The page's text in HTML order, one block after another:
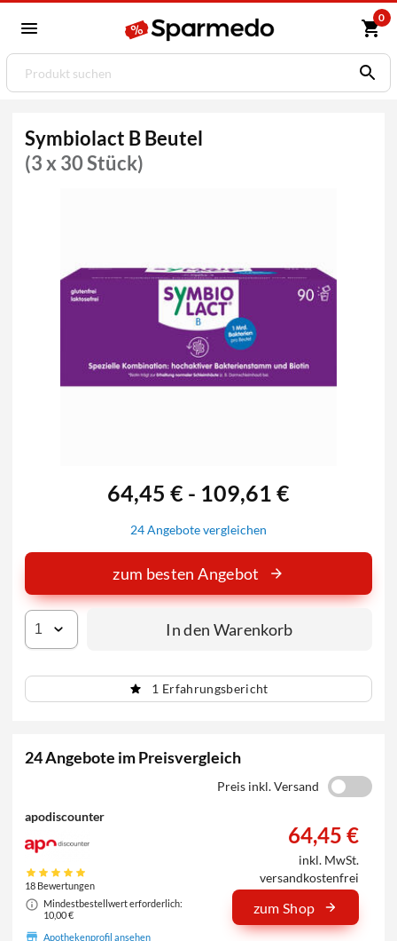
0
Symbiolact B Beutel
(3 x 30 Stück)
1 Erfahrungsbericht
64,45 € - 109,61 €
24 Angebote vergleichen
zum besten Angebot
In den Warenkorb
24 Angebote im Preisvergleich
Preis inkl. Versand
apodiscounter
18 Bewertungen
Mindestbestellwert erforderlich:
10,00 €
Apothekenprofil ansehen
64,45 €
inkl. MwSt.
versandkostenfrei
zum Shop